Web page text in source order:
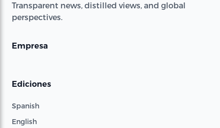
Transparent news, distilled views, and global
perspectives.
Empresa
Ediciones
Spanish
English